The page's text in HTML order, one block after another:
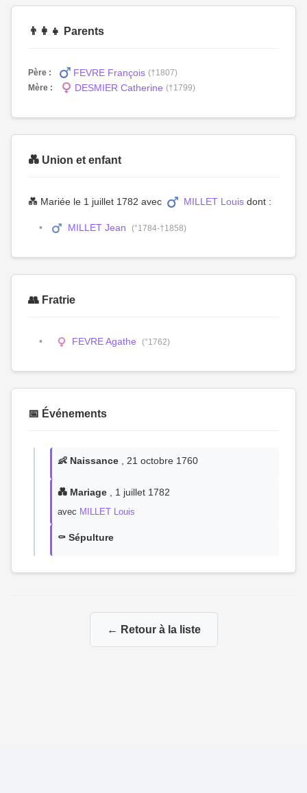
👨‍👩‍👧 Parents
Père : FEVRE François (†1807)
Mère :
DESMIER Catherine (†1799)
💑 Union et enfant
💑 Mariée le 1 juillet 1782 avec MILLET Louis dont :
MILLET Jean (°1784-†1858)
👥 Fratrie
FEVRE Agathe (°1762)
📅 Événements
👶 Naissance , 21 octobre 1760
💑 Mariage , 1 juillet 1782
avec MILLET Louis
⚰️ Sépulture
← Retour à la liste